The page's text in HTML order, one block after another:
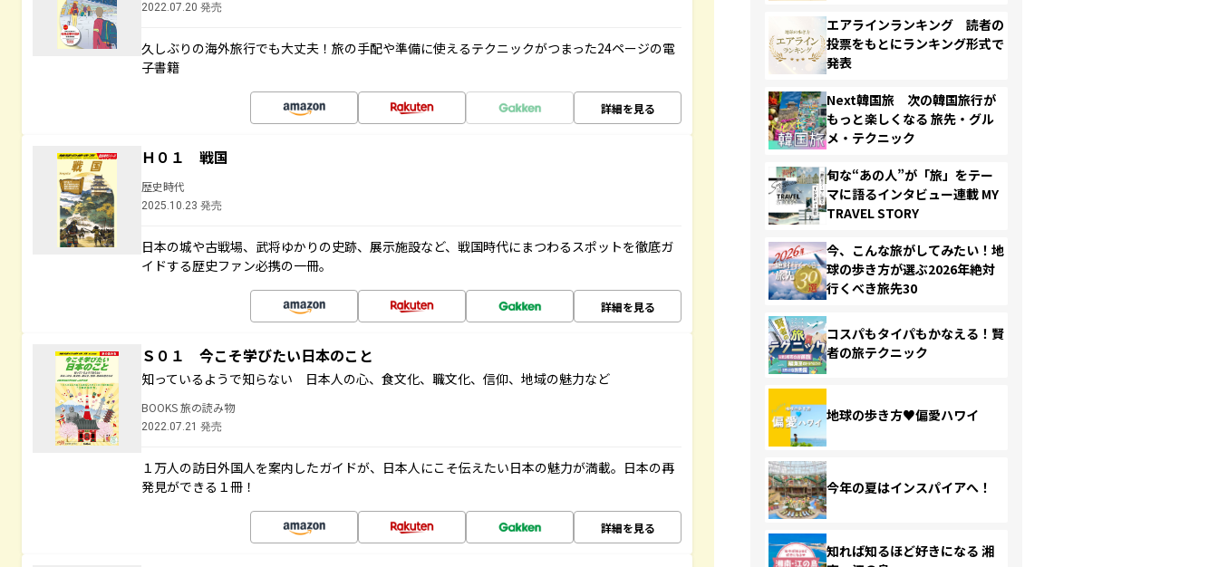
2022.07.20 発売
久しぶりの海外旅行でも大丈夫！旅の手配や準備に使えるテクニックがつまった24ページの電
子書籍
詳細を見る
Ｈ０１ 戦国
歴史時代
2025.10.23 発売
日本の城や古戦場、武将ゆかりの史跡、展示施設など、戦国時代にまつわるスポットを徹底ガ
イドする歴史ファン必携の一冊。
詳細を見る
Ｓ０１ 今こそ学びたい日本のこと
知っているようで知らない 日本人の心、食文化、職文化、信仰、地域の魅力など
BOOKS 旅の読み物
2022.07.21 発売
１万人の訪日外国人を案内したガイドが、日本人にこそ伝えたい日本の魅力が満載。日本の再
発見ができる１冊！
詳細を見る
エアラインランキング 読者の
投票をもとにランキング形式で
発表
Next韓国旅 次の韓国旅行が
もっと楽しくなる 旅先・グル
メ・テクニック
旬な“あの人”が「旅」をテー
マに語るインタビュー連載 MY
TRAVEL STORY
今、こんな旅がしてみたい！地
球の歩き方が選ぶ2026年絶対
行くべき旅先30
コスパもタイパもかなえる！賢
者の旅テクニック
地球の歩き方♥偏愛ハワイ
今年の夏はインスパイアへ！
知れば知るほど好きになる 湘